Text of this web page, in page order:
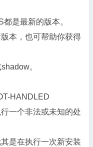
是最新的版本。
本，也可帮助你获得
。
HANDLED
一个非法或未知的处
是在执行一次新安装